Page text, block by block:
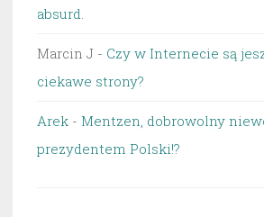
absurd.
Marcin J - Czy w Internecie są
ciekawe strony?
Arek - Mentzen, dobrowolny
prezydentem Polski!?